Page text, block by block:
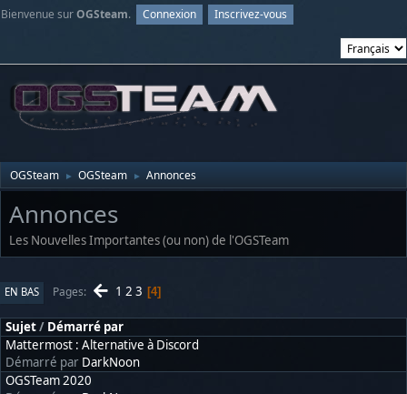
Bienvenue surOGSteam. Connexion Inscrivez-vous
OGSteam ► OGSteam ► Annonces
Annonces
Les Nouvelles Importantes (ou non) de l'OGSTeam
EN BAS Pages 1 2 3 4
Sujet/ Démarré par
Mattermost : Alternative à Discord
Démarré par DarkNoon
OGSTeam 2020